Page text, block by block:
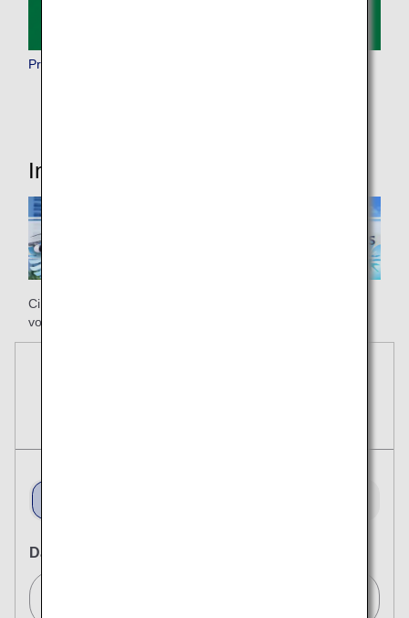
Premium Economy
Informazioni utili
Ci auguriamo che la tua splendida vacanza cominci con un
volo ANA per Honolulu!
Da